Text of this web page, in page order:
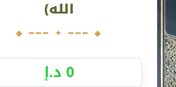
الله)
0د.إ